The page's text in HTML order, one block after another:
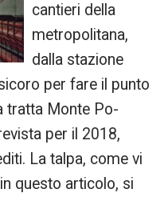
cantieri della
metropolitana,
dalla stazione
per fare il punto
tratta Monte Po-
per il 2018,
La talpa, come vi
questo articolo, si